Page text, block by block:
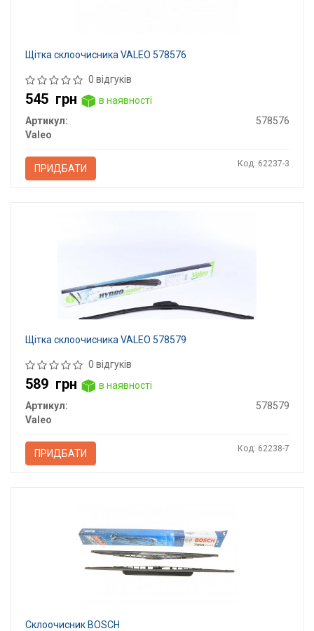
Щітка склоочисника VALEO 578576
0 відгуків
545 грн
в наявності
Артикул:
578576
Valeo
ПРИДБАТИ Код: 62237-3
Щітка склоочисника VALEO 578579
0 відгуків
589 грн
в наявності
Артикул:
578579
Valeo
ПРИДБАТИ Код: 62238-7
Склоочисник BOSCH